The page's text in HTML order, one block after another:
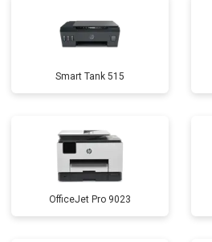
Smart Tank 515
OfficeJet Pro 9023